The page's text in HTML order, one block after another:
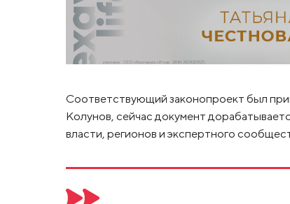
Соответствующий законопроект был
Колунов, сейчас документ
власти, регионов и экспертного